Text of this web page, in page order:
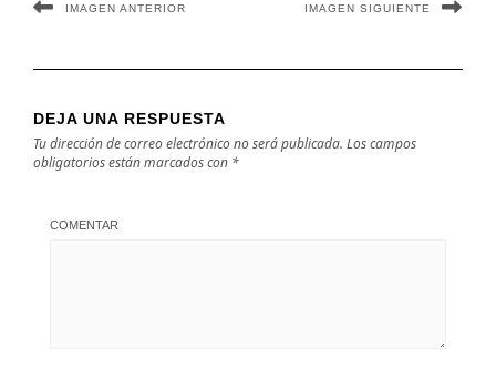
IMAGEN ANTERIOR IMAGEN SIGUIENTE
DEJA UNA RESPUESTA
Tu dirección de correo electrónico no será publicada. Los campos
obligatorios están marcados con *
COMENTAR